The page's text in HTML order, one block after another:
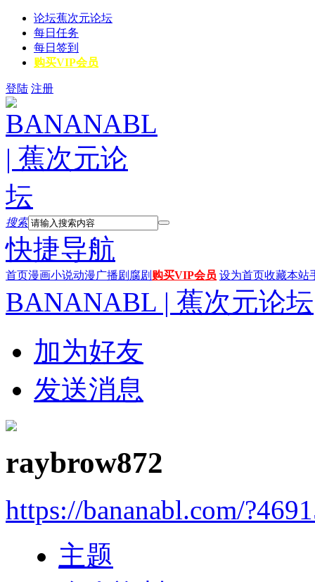
论坛蕉次元论坛
每日任务
每日签到
购买VIP会员
登陆 注册
搜索
快捷导航
首页漫画小说动漫广播剧 腐剧 购买VIP会员 设为首页收藏本站
BANANABL | 蕉次元论坛
加为好友
发送消息
raybrow872
https://bananabl.com/
主题